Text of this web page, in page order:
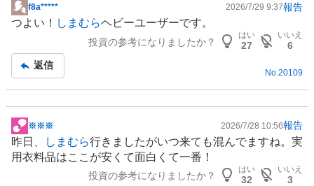
掲
示
事
f8a***** 2026/7/29 9:37報告
つよい！ しまむらヘビーユーザーです。
投資の参考になりましたか？
はい
27
いいえ
6
返信
No. 20109
掲
示
板
※※※ 2026/7/28 10:56報告
昨日、 しまむら行きましたがいつ来ても混んでますね。実
用衣料品はここが安くて面白くて一番！
投資の参考になりましたか？
はい
32
いいえ
3